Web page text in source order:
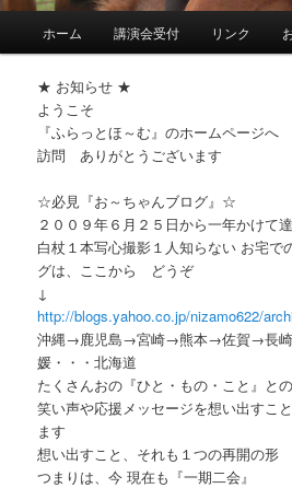
ホーム 講演会受付 リンク
★ お知らせ ★
ようこそ
『ふらっとほ～む』のホームページへ
訪問 ありがとうございます
☆必見『お～ちゃんブログ』☆
２００９年６月２５日から一年かけて
白杖１本写心撮影１人知らない お宅で
グは、ここから どうぞ
↓
http://blogs.yahoo.co.jp/nizamo622/
沖縄→鹿児島→宮崎→熊本→佐賀→長
媛・・・北海道
たくさんおの『ひと・もの・こと』と
笑い声や応援メッセージを想い出すこ
ます
想い出すこと、それも１つの再開の形
つまりは、今 現在も『一期二会』